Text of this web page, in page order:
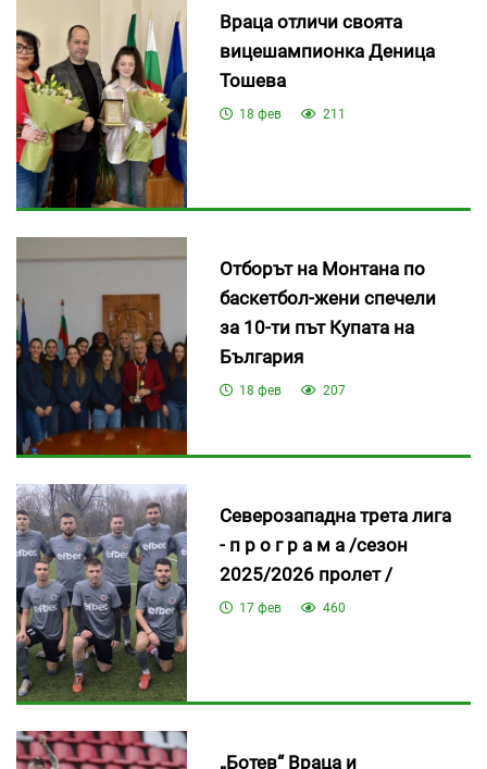
Враца отличи своята
вицешампионка Деница
Тошева
18 фев 211
Отборът на Монтана по
баскетбол-жени спечели
за 10-ти път Купата на
България
18 фев 207
Северозападна трета лига
- п р о г р а м а /сезон
2025/2026 пролет /
17 фев 460
„Ботев“ Враца и